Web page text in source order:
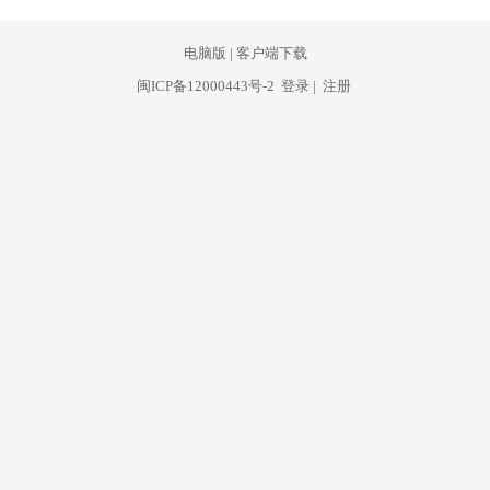
电脑版 | 客户端下载
闽ICP备12000443号-2 登录 | 注册